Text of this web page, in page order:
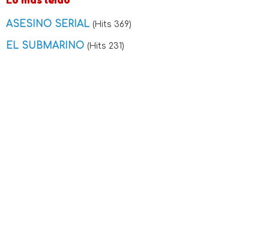
ASESINO SERIAL (Hits 369)
EL SUBMARINO (Hits 231)